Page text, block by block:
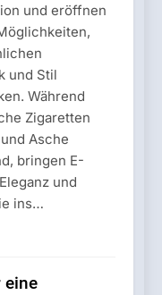
und eröffnen
und Stil
Während
Zigaretten
Asche
bringen E-
und
ins…